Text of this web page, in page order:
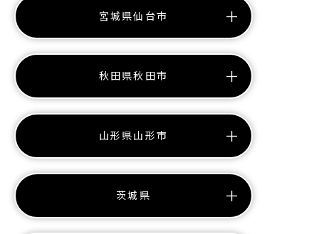
宮城県仙台市
秋田県秋田市
山形県山形市
茨城県